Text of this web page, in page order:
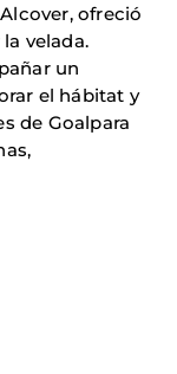
ofreció
velada.
un
el hábitat y
de Goalpara